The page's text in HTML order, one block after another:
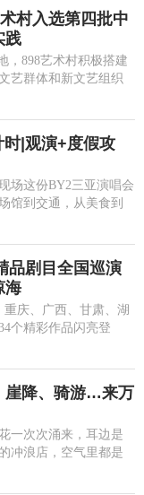
村入选第四批中
践
，898艺术村积极搭建
艺群体和新文艺组织
|观演+度假攻
场这份BY2三亚演唱会
馆到交通，从美食到
品剧目全国巡演
海
庆、广西、甘肃、湖
个精彩作品闪亮登
崖降、骑游…来万
一次次涌来，耳边是
冲浪店，空气里都是